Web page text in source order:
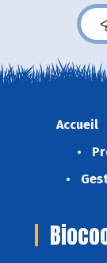
Accueil